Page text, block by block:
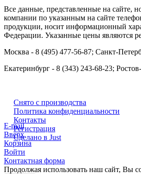
Все данные, представленные на сайте,
компании по указанным на сайте
продукции, носит информационный
Федерации. Указанные цены являются
Москва - 8 (495) 477-56-87; Санкт-
Екатеринбург - 8 (343) 243-68-23;
Снято с производства
Политика конфиденциальности
Контакты
Регистрация
Сделано в Just
E-mail
Вверх
Корзина
Войти
Контактная форма
Продолжая использовать наш сайт, Вы